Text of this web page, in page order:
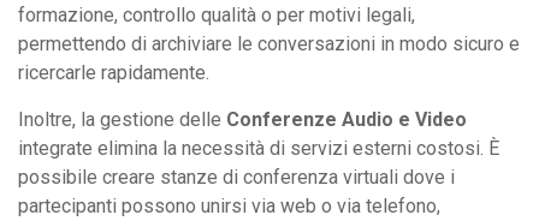
formazione, controllo qualità o per motivi legali,
permettendo di archiviare le conversazioni in modo sicuro e
ricercarle rapidamente.
Inoltre, la gestione delle Conferenze Audio e Video
integrate elimina la necessità di servizi esterni costosi. È
possibile creare stanze di conferenza virtuali dove i
partecipanti possono unirsi via web o via telefono,